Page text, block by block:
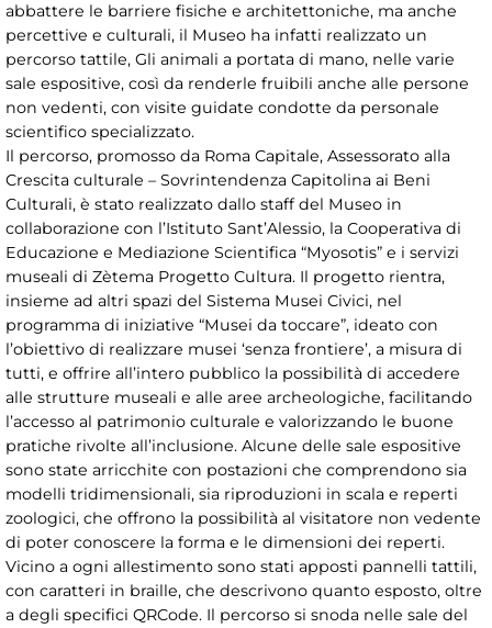
abbattere le barriere fisiche e architettoniche, ma anche
percettive e culturali, il Museo ha infatti realizzato un
percorso tattile, Gli animali a portata di mano, nelle varie
sale espositive, così da renderle fruibili anche alle persone
non vedenti, con visite guidate condotte da personale
scientifico specializzato.
Il percorso, promosso da Roma Capitale, Assessorato alla
Crescita culturale – Sovrintendenza Capitolina ai Beni
Culturali, è stato realizzato dallo staff del Museo in
collaborazione con l’Istituto Sant’Alessio, la Cooperativa di
Educazione e Mediazione Scientifica “Myosotis” e i servizi
museali di Zètema Progetto Cultura. Il progetto rientra,
insieme ad altri spazi del Sistema Musei Civici, nel
programma di iniziative “Musei da toccare”, ideato con
l’obiettivo di realizzare musei ‘senza frontiere’, a misura di
tutti, e offrire all’intero pubblico la possibilità di accedere
alle strutture museali e alle aree archeologiche, facilitando
l’accesso al patrimonio culturale e valorizzando le buone
pratiche rivolte all’inclusione. Alcune delle sale espositive
sono state arricchite con postazioni che comprendono sia
modelli tridimensionali, sia riproduzioni in scala e reperti
zoologici, che offrono la possibilità al visitatore non vedente
di poter conoscere la forma e le dimensioni dei reperti.
Vicino a ogni allestimento sono stati apposti pannelli tattili,
con caratteri in braille, che descrivono quanto esposto, oltre
a degli specifici QRCode. Il percorso si snoda nelle sale del